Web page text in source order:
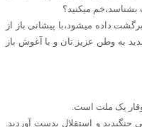
میکنید؟
داده میشود،با پیشانی باز از
به وطن عزیز تان و با آغوش باز
یک ملت است.
و استقلال بدست آوردید.